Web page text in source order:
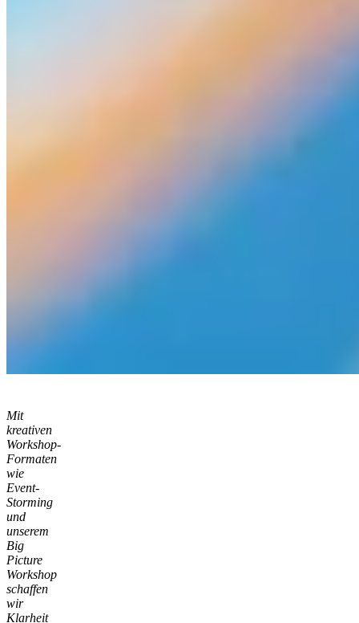
Mit
kreativen
Workshop-
Formaten
wie
Event-
Storming
und
unserem
Big
Picture
Workshop
schaffen
wir
Klarheit